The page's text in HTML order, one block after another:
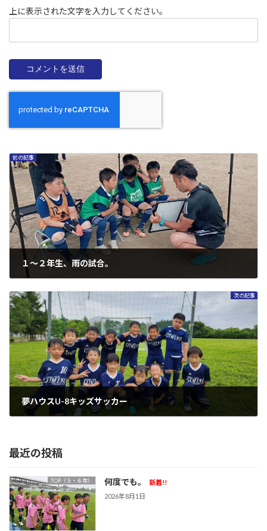
上に表示された文字を入力してください。
前の記事
１～２年生、雨の試合。
次の記事
夢ハウスU-8キッズサッカー
最近の投稿
TOP（５・６年） 何度でも。
新着!!
2026年8月1日